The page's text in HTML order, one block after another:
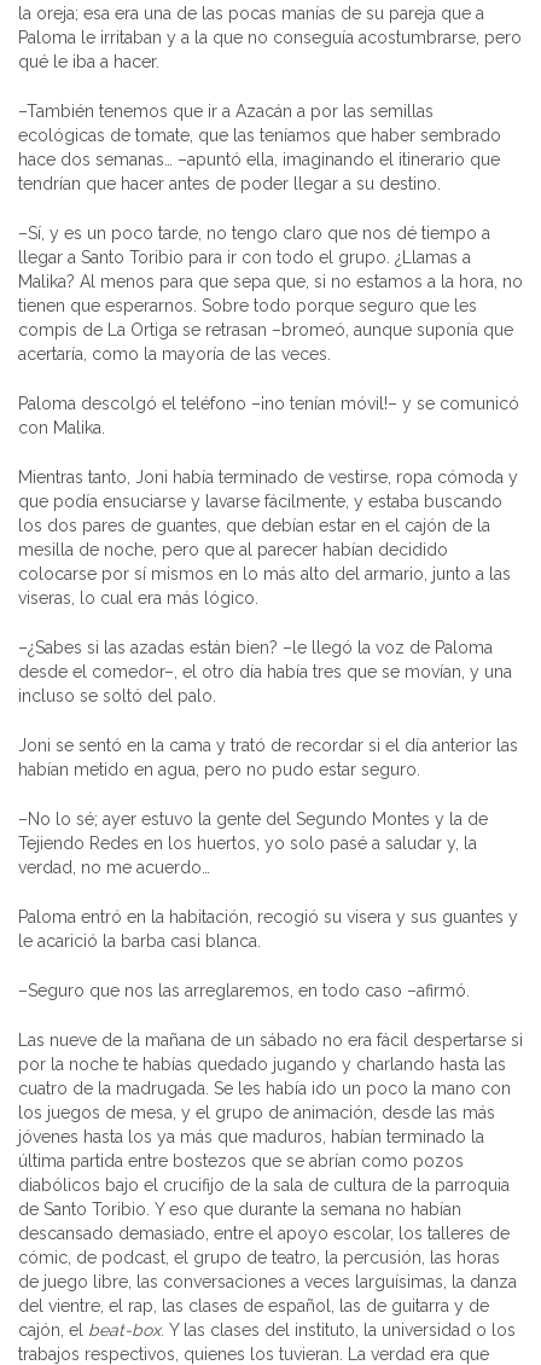
la oreja; esa era una de las pocas manías de su pareja que a
Paloma le irritaban y a la que no conseguía acostumbrarse, pero
qué le iba a hacer.
–También tenemos que ir a Azacán a por las semillas
ecológicas de tomate, que las teníamos que haber sembrado
hace dos semanas… –apuntó ella, imaginando el itinerario que
tendrían que hacer antes de poder llegar a su destino.
–Sí, y es un poco tarde, no tengo claro que nos dé tiempo a
llegar a Santo Toribio para ir con todo el grupo. ¿Llamas a
Malika? Al menos para que sepa que, si no estamos a la hora, no
tienen que esperarnos. Sobre todo porque seguro que les
compis de La Ortiga se retrasan –bromeó, aunque suponía que
acertaría, como la mayoría de las veces.
Paloma descolgó el teléfono –¡no tenían móvil!– y se comunicó
con Malika.
Mientras tanto, Joni había terminado de vestirse, ropa cómoda y
que podía ensuciarse y lavarse fácilmente, y estaba buscando
los dos pares de guantes, que debían estar en el cajón de la
mesilla de noche, pero que al parecer habían decidido
colocarse por sí mismos en lo más alto del armario, junto a las
viseras, lo cual era más lógico.
–¿Sabes si las azadas están bien? –le llegó la voz de Paloma
desde el comedor–, el otro día había tres que se movían, y una
incluso se soltó del palo.
Joni se sentó en la cama y trató de recordar si el día anterior las
habían metido en agua, pero no pudo estar seguro.
–No lo sé; ayer estuvo la gente del Segundo Montes y la de
Tejiendo Redes en los huertos, yo solo pasé a saludar y, la
verdad, no me acuerdo…
Paloma entró en la habitación, recogió su visera y sus guantes y
le acarició la barba casi blanca.
–Seguro que nos las arreglaremos, en todo caso –afirmó.
Las nueve de la mañana de un sábado no era fácil despertarse si
por la noche te habías quedado jugando y charlando hasta las
cuatro de la madrugada. Se les había ido un poco la mano con
los juegos de mesa, y el grupo de animación, desde las más
jóvenes hasta los ya más que maduros, habían terminado la
última partida entre bostezos que se abrían como pozos
diabólicos bajo el crucifijo de la sala de cultura de la parroquia
de Santo Toribio. Y eso que durante la semana no habían
descansado demasiado, entre el apoyo escolar, los talleres de
cómic, de podcast, el grupo de teatro, la percusión, las horas
de juego libre, las conversaciones a veces larguísimas, la danza
del vientre, el rap, las clases de español, las de guitarra y de
cajón, el beat-box. Y las clases del instituto, la universidad o los
trabajos respectivos, quienes los tuvieran. La verdad era que